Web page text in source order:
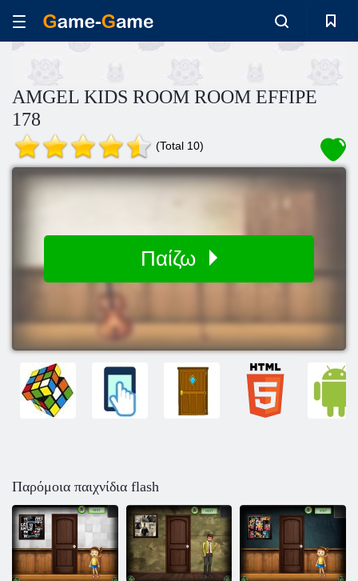
AMGEL KIDS ROOM ROOM EFFIPE
178
(Total 10)
Παίζω
Παρόμοια παιχνίδια flash